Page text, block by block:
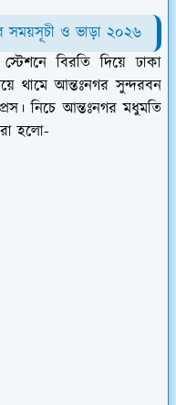
সময়সূচী ও ভাড়া ২০২৬
বিরতি দিয়ে ঢাকা
থামে আন্তঃনগর সুন্দরবন
নিচে আন্তঃনগর মধুমতি
হলো-